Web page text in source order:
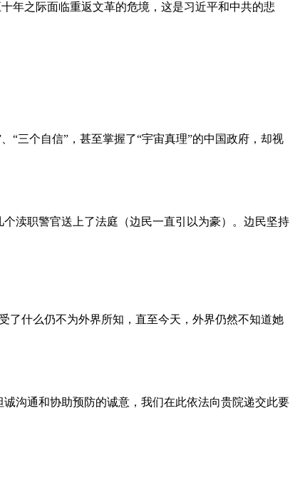
年之际面临重返文革的危境，这是习近平和中共的悲
“三个自信”，甚至掌握了“宇宙真理”的中国政府，却视
渎职警官送上了法庭（边民一直引以为豪）。边民坚持
了什么仍不为外界所知，直至今天，外界仍然不知道她
沟通和协助预防的诚意，我们在此依法向贵院递交此要